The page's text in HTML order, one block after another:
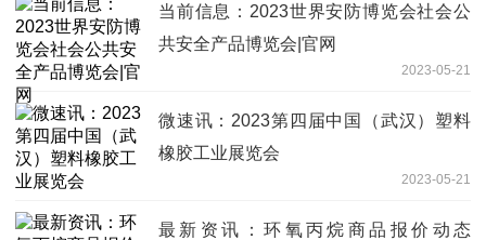
当前信息：2023世界安防博览会社会公
共安全产品博览会|官网
2023-05-21
微速讯：2023第四届中国（武汉）塑料
橡胶工业展览会
2023-05-21
最新资讯：环氧丙烷商品报价动态